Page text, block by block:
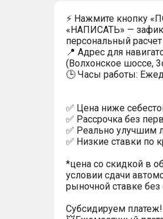
⚡ Нажмите кнопку
«НАПИСАТЬ» —
персональный расчет
📍 Адрес для
(Волхонское шоссе,
🕒 Часы работы:
✅ Цена ниже
✅ Рассрочка без
✅ Реально улучшим
✅ Низкие ставки по
*цена со скидкой в
условии сдачи
рыночной ставке без
Субсидируем платеж!